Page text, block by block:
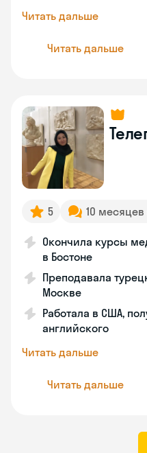
Читать дальше
Читать дальше
5 10
Окончила курсы
в Бостоне
Преподавала
Москве
Работала в США,
английского
Читать дальше
Читать дальше